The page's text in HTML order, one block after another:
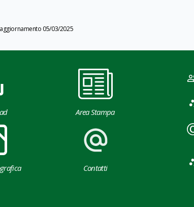
05/03/2025
Area Stampa
Contatti